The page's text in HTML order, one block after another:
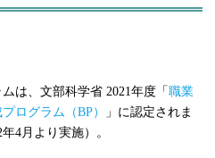
は、文部科学省 2021年度「 職業
ログラム（BP）
」に認定されま
4月より実施）。